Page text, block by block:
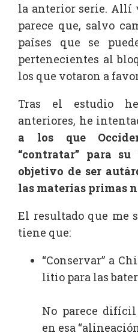
la anterior serie. Allí
parece que, salvo
países que se
pertenecientes al
los que votaron a
Tras el estudio
anteriores, he
a los que
“contratar” para
objetivo de ser
las materias primas
El resultado que me
tiene que:
“Conservar” a
litio para las
No parece
en esa